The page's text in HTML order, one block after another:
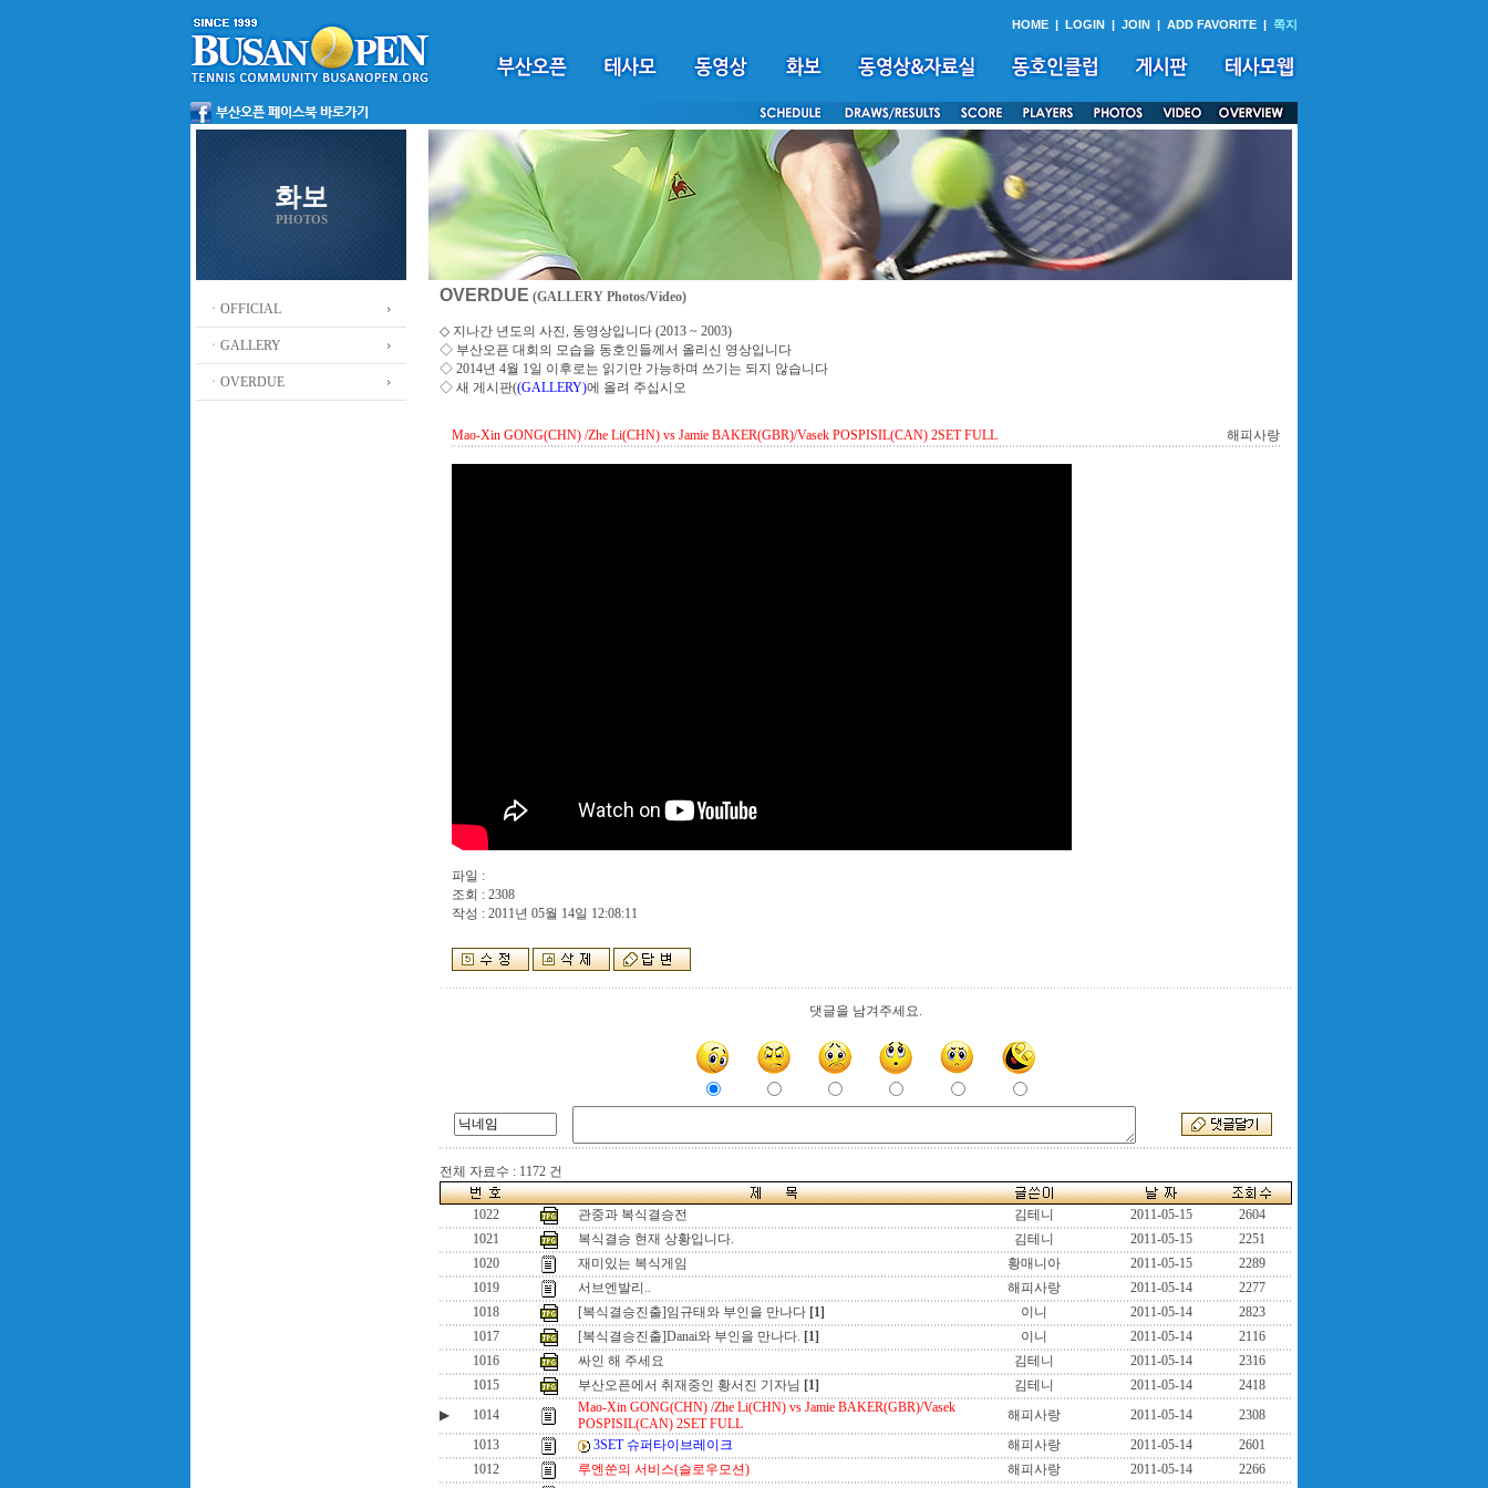
HOME | LOGIN | JOIN | ADD FAVORITE | 쪽지
화보
PHOTOS
ㆍOFFICIAL
ㆍGALLERY
ㆍOVERDUE
OVERDUE (GALLERY Photos/Video)
◇ 지나간 년도의 사진, 동영상입니다 (2013 ~ 2003)
◇ 부산오픈 대회의 모습을 동호인들께서 올리신 영상입니다
◇ 2014년 4월 1일 이후로는 읽기만 가능하며 쓰기는 되지 않습니다
◇ 새 게시판((GALLERY)에 올려 주십시오
Mao-Xin GONG(CHN) /Zhe Li(CHN) vs Jamie BAKER(GBR)/Vasek POSPISIL(CAN) 2SET FULL 해피사랑
파일 :
조회 : 2308
작성 : 2011년 05월 14일 12:08:11
댓글을 남겨주세요.
전체 자료수 : 1172 건
1022 관중과 복식결승전 김테니 2011-05-15
2604
1021
복식결승 현재 상황입니다. 김테니 2011-05-15
2251
1020
재미있는 복식게임 황매니아 2011-05-15
2289
1019
서브엔발리.. 해피사랑 2011-05-14
2277
1018
[복식결승진출]임규태와 부인을 만나다 [1] 이니 2011-05-14
2823
1017
[복식결승진출]Danai와 부인을 만나다. [1] 이니 2011-05-14
2116
1016
싸인 해 주세요 김테니 2011-05-14
2316
1015
부산오픈에서 취재중인 황서진 기자님 [1] 김테니 2011-05-14
2418
▶
1014
Mao-Xin GONG(CHN) /Zhe Li(CHN) vs Jamie BAKER(GBR)/Vasek
POSPISIL(CAN) 2SET FULL
해피사랑 2011-05-14
2308
1013
3SET 슈퍼타이브레이크 해피사랑 2011-05-14
2601
1012
루엔쑨의 서비스(슬로우모션) 해피사랑 2011-05-14
2266